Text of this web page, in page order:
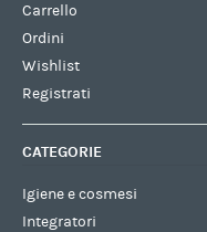
Carrello
Ordini
Wishlist
Registrati
CATEGORIE
Igiene e cosmesi
Integratori